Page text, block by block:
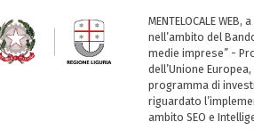
MENTELOCALE
nell’ambito del
medie imprese” -
dell’Unione
programma di
riguardato
ambito SEO e